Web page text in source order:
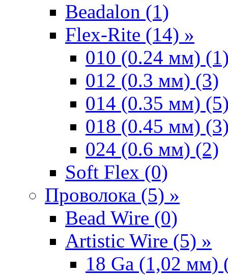
Beadalon (1)
Flex-Rite (14) »
010 (0.24 мм)
012 (0.3 мм) (3)
014 (0.35 мм)
018 (0.45 мм)
024 (0.6 мм) (2)
Soft Flex (0)
Проволока (5) »
Bead Wire (0)
Artistic Wire (5) »
18 Ga (1,02 мм)